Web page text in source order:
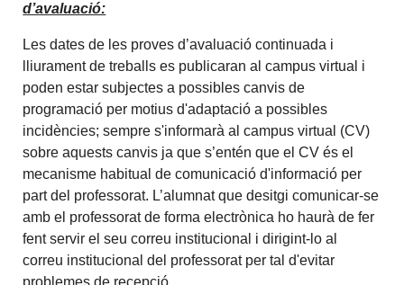
d’avaluació:
Les dates de les proves d’avaluació continuada i
lliurament de treballs es publicaran al campus virtual i
poden estar subjectes a possibles canvis de
programació per motius d'adaptació a possibles
incidències; sempre s'informarà al campus virtual (CV)
sobre aquests canvis ja que s’entén que el CV és el
mecanisme habitual de comunicació d'informació per
part del professorat. L’alumnat que desitgi comunicar-se
amb el professorat de forma electrònica ho haurà de fer
fent servir el seu correu institucional i dirigint-lo al
correu institucional del professorat per tal d'evitar